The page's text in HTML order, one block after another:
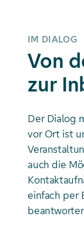
IM DIALOG
Von
zur
Der Dialog
vor Ort ist
auch die
einfach per